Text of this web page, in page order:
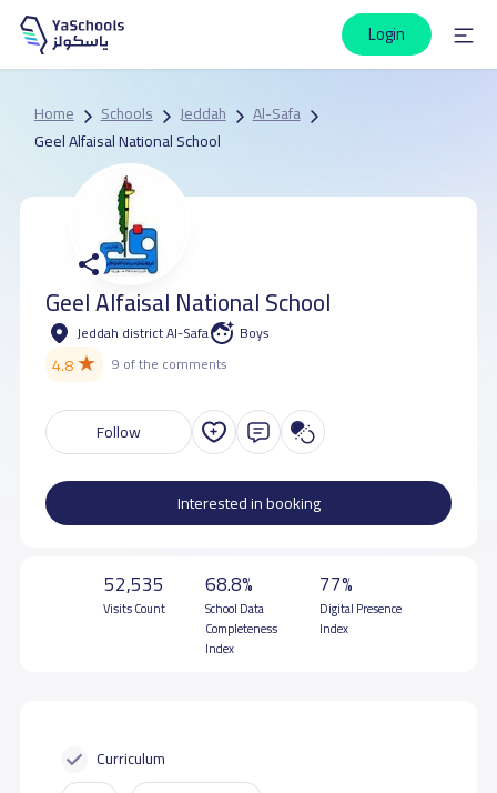
Login
Home Schools Jeddah
Al-Safa
Geel Alfaisal National School
Geel Alfaisal National School
Jeddah district Al-Safa Boys
4.8★ 9 of the comments
Follow
Interested in booking
52,535
Visits Count
68.8%
School Data
Completeness
Index
77%
Digital Presence
Index
Curriculum